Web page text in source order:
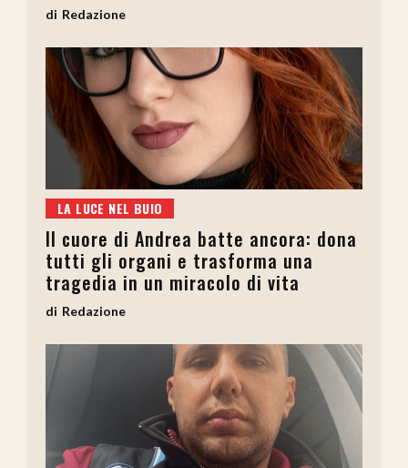
Redazione
LA LUCE NEL BUIO
Il cuore di Andrea batte ancora: dona
tutti gli organi e trasforma una
tragedia in un miracolo di vita
Redazione